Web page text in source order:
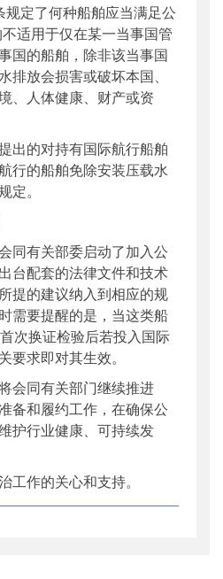
规定了何种船舶应当满足公
适用于仅在某一当事国管
国的船舶，除非该当事国
排放会损害或破坏本国、
、人体健康、财产或资
出的对持有国际航行船舶
行的船舶免除安装压载水
定。
同有关部委启动了加入公
台配套的法律文件和技术
提的建议纳入到相应的规
需要提醒的是，当这类船
次换证检验后若投入国际
要求即对其生效。
会同有关部门继续推进
备和履约工作，在确保公
护行业健康、可持续发
工作的关心和支持。